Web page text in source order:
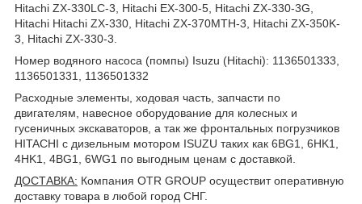
Hitachi ZX-330LC-3, Hitachi EX-300-5, Hitachi ZX-330-3G,
Hitachi Hitachi ZX-330, Hitachi ZX-370MTH-3, Hitachi ZX-350K-
3, Hitachi ZX-330-3.
Номер водяного насоса (помпы) Isuzu (Hitachi): 1136501333,
1136501331, 1136501332
Расходные элементы, ходовая часть, запчасти по
двигателям, навесное оборудование для колесных и
гусеничных экскаваторов, а так же фронтальных погрузчиков
HITACHI с дизельным мотором ISUZU таких как 6BG1, 6HK1,
4HK1, 4BG1, 6WG1 по выгодным ценам с доставкой.
ДОСТАВКА: Компания OTR GROUP осуществит оперативную
доставку товара в любой город СНГ.